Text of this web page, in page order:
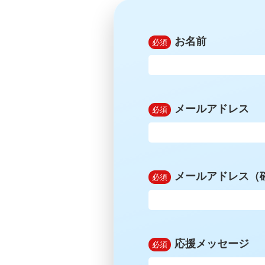
お名前
メールアドレス
メールアドレス（
応援メッセージ